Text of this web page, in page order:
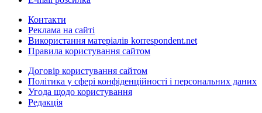
Контакти
Реклама на сайті
Використання матеріалів korrespondent.net
Правила користування сайтом
Договір користування сайтом
Політика у сфері конфіденційності і персональних даних
Угода щодо користування
Редакція